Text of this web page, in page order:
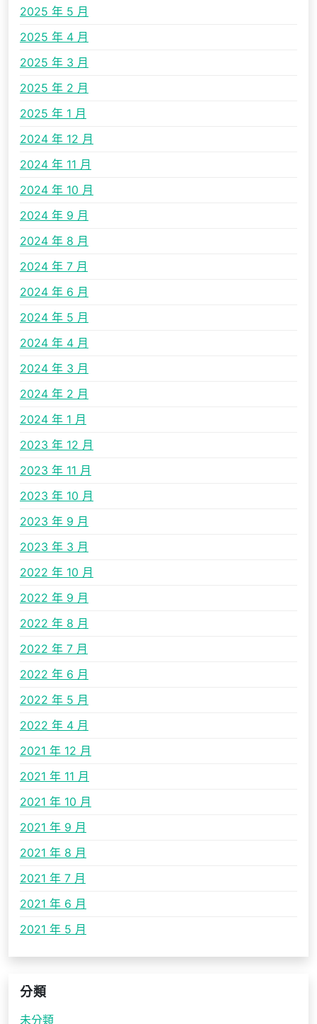
2025 年 5 月
2025 年 4 月
2025 年 3 月
2025 年 2 月
2025 年 1 月
2024 年 12 月
2024 年 11 月
2024 年 10 月
2024 年 9 月
2024 年 8 月
2024 年 7 月
2024 年 6 月
2024 年 5 月
2024 年 4 月
2024 年 3 月
2024 年 2 月
2024 年 1 月
2023 年 12 月
2023 年 11 月
2023 年 10 月
2023 年 9 月
2023 年 3 月
2022 年 10 月
2022 年 9 月
2022 年 8 月
2022 年 7 月
2022 年 6 月
2022 年 5 月
2022 年 4 月
2021 年 12 月
2021 年 11 月
2021 年 10 月
2021 年 9 月
2021 年 8 月
2021 年 7 月
2021 年 6 月
2021 年 5 月
分類
未分類